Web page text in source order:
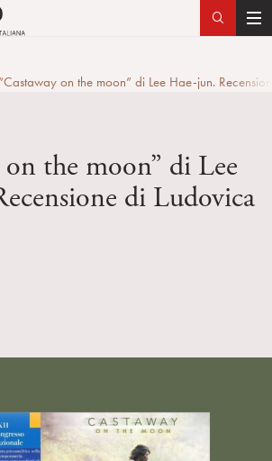
T
g
v
“Castaway on the moon” di Lee Hae-jun.
on the moon” di Lee
di Ludovica